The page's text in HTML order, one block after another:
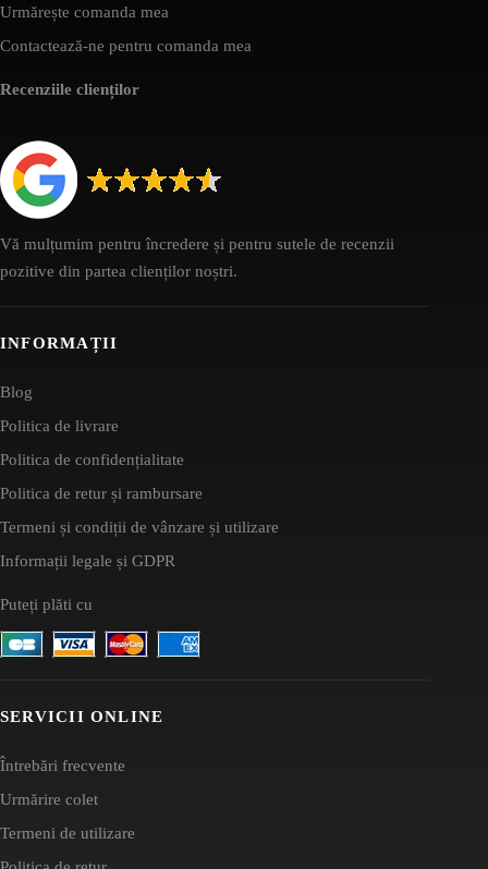
Urmărește comanda mea
Contactează-ne pentru comanda mea
Recenziile clienților
Vă mulțumim pentru încredere și pentru sutele de recenzii
pozitive din partea clienților noștri.
INFORMAȚII
Blog
Politica de livrare
Politica de confidențialitate
Politica de retur și rambursare
Termeni și condiții de vânzare și utilizare
Informații legale și GDPR
Puteți plăti cu
SERVICII ONLINE
Întrebări frecvente
Urmărire colet
Termeni de utilizare